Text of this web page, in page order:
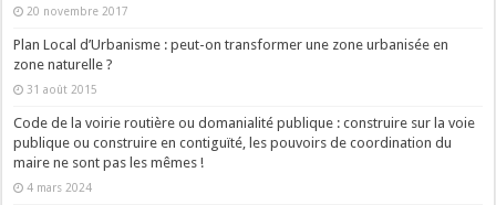
20 novembre 2017
Plan Local d’Urbanisme : peut-on transformer une zone urbanisée en
zone naturelle ?
31 août 2015
Code de la voirie routière ou domanialité publique : construire sur la voie
publique ou construire en contiguïté, les pouvoirs de coordination du
maire ne sont pas les mêmes !
4 mars 2024